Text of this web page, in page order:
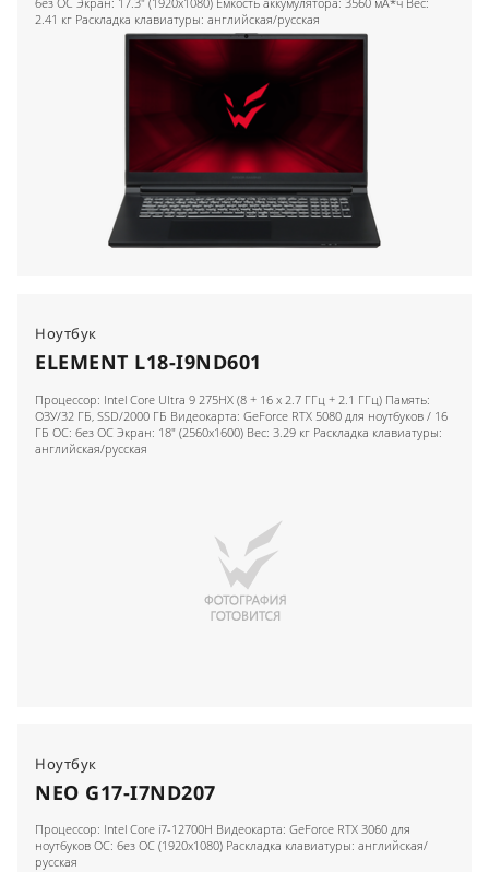
2.41 кг Раскладка клавиатуры: английская/русская
Ноутбук
ELEMENT L18-I9ND601
Процессор: Intel Core UItra 9 275HX (8 + 16 x 2.7 ГГц + 2.1 ГГц) Память:
ОЗУ/32 ГБ, SSD/2000 ГБ Видеокарта: GeForce RTX 5080 для ноутбуков / 16
ГБ ОС: без ОС Экран: 18" (2560x1600) Вес: 3.29 кг Раскладка клавиатуры:
английская/русская
Ноутбук
NEO G17-I7ND207
Процессор: Intel Core i7-12700H Видеокарта: GeForce RTX 3060 для
ноутбуков ОС: без ОС (1920x1080) Раскладка клавиатуры: английская/
русская